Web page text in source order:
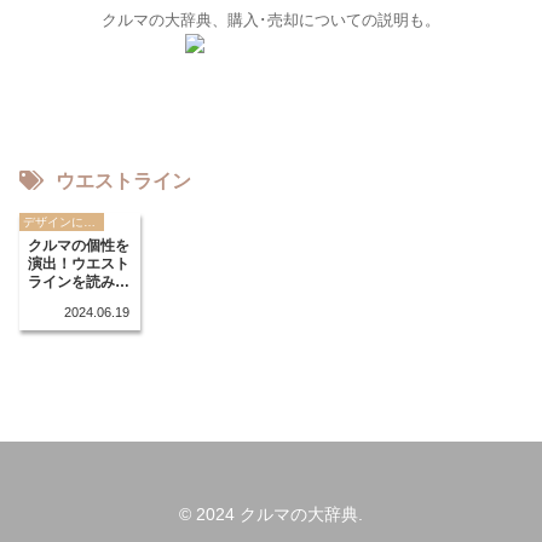
クルマの大辞典、購入･売却についての説明も。
ウエストライン
クルマの個性を
演出！ウエスト
ラインを読み解
2024.06.19
© 2024 クルマの大辞典.